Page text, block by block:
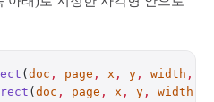
( doc , page , x , y , width ,
( doc , page , x , y , width